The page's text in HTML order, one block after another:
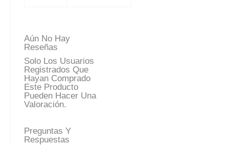
Aún No Hay
Reseñas
Solo Los Usuarios
Registrados Que
Hayan Comprado
Este Producto
Pueden Hacer Una
Valoración.
Preguntas Y
Respuestas